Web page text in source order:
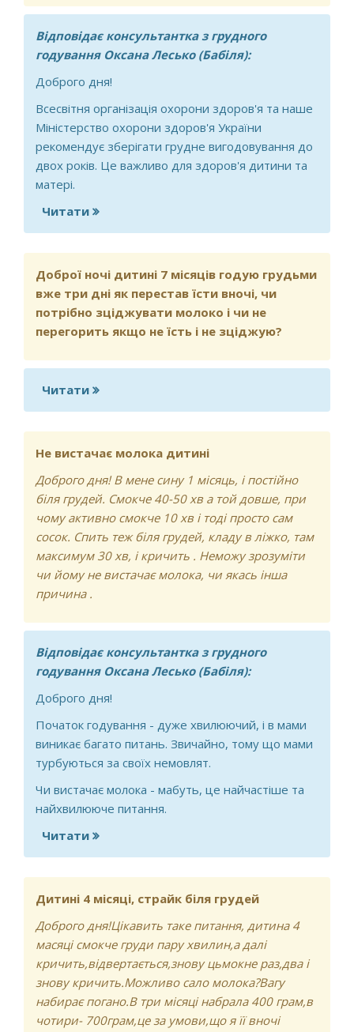
Відповідає консультантка з грудного
годування Оксана Лесько (Бабіля):
Доброго дня!
Всесвітня організація охорони здоров'я та наше
Міністерство охорони здоров'я України
рекомендує зберігати грудне вигодовування до
двох років. Це важливо для здоров'я дитини та
матері.
Читати про Доброго вечора. Дитині 1 рік. Хочу
правильно завершити ГВ. Дитина їсть
груди тільки вночі з 8 місяців, так як
після прикорму і вдень після грудей
зригувала. Харчується повноцінно, їсть
майже все
Доброї ночі дитині 7 місяців годую грудьми
вже три дні як перестав їсти вночі, чи
потрібно зціджувати молоко і чи не
перегорить якщо не їсть і не зціджую?
Читати про Доброї ночі дитині 7 місяців годую
грудьми вже три дні як перестав їсти
вночі, чи потрібно зціджувати молоко
і чи не перегорить якщо не їсть і не
Не вистачає молока дитині
Доброго дня! В мене сину 1 місяць, і постійно
біля грудей. Смокче 40-50 хв а той довше, при
чому активно смокче 10 хв і тоді просто сам
сосок. Спить теж біля грудей, кладу в ліжко, там
максимум 30 хв, і кричить . Неможу зрозуміти
чи йому не вистачає молока, чи якась інша
причина .
Відповідає консультантка з грудного
годування Оксана Лесько (Бабіля):
Доброго дня!
Початок годування - дуже хвилюючий, і в мами
виникає багато питань. Звичайно, тому що мами
турбуються за своїх немовлят.
Чи вистачає молока - мабуть, це найчастіше та
найхвилююче питання.
Читати про Не вистачає молока дитині
Дитині 4 місяці, страйк біля грудей
Доброго дня!Цікавить таке питання, дитина 4
масяці смокче груди пару хвилин,а далі
кричить,відвертається,знову цьмокне раз,два і
знову кричить.Можливо сало молока?Вагу
набирає погано.В три місяці набрала 400 грам,в
чотири- 700грам,це за умови,що я її вночі